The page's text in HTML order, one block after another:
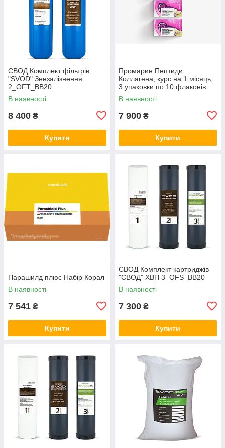
СВОД Комплект фільтрів
"SVOD" Знезалізнення
2_OFT_BB20
В наявності
8 400 ₴
Купити
Промарин Пептиди
Коллагена, курс на 1 місяць,
3 упаковки по 10 флаконів
В наявності
7 900 ₴
Купити
Парашилд плюс Набір Корал
В наявності
7 541 ₴
Купити
СВОД Комплект картриджів
"СВОД" ХВП 3_OFS_BB20
В наявності
7 300 ₴
Купити